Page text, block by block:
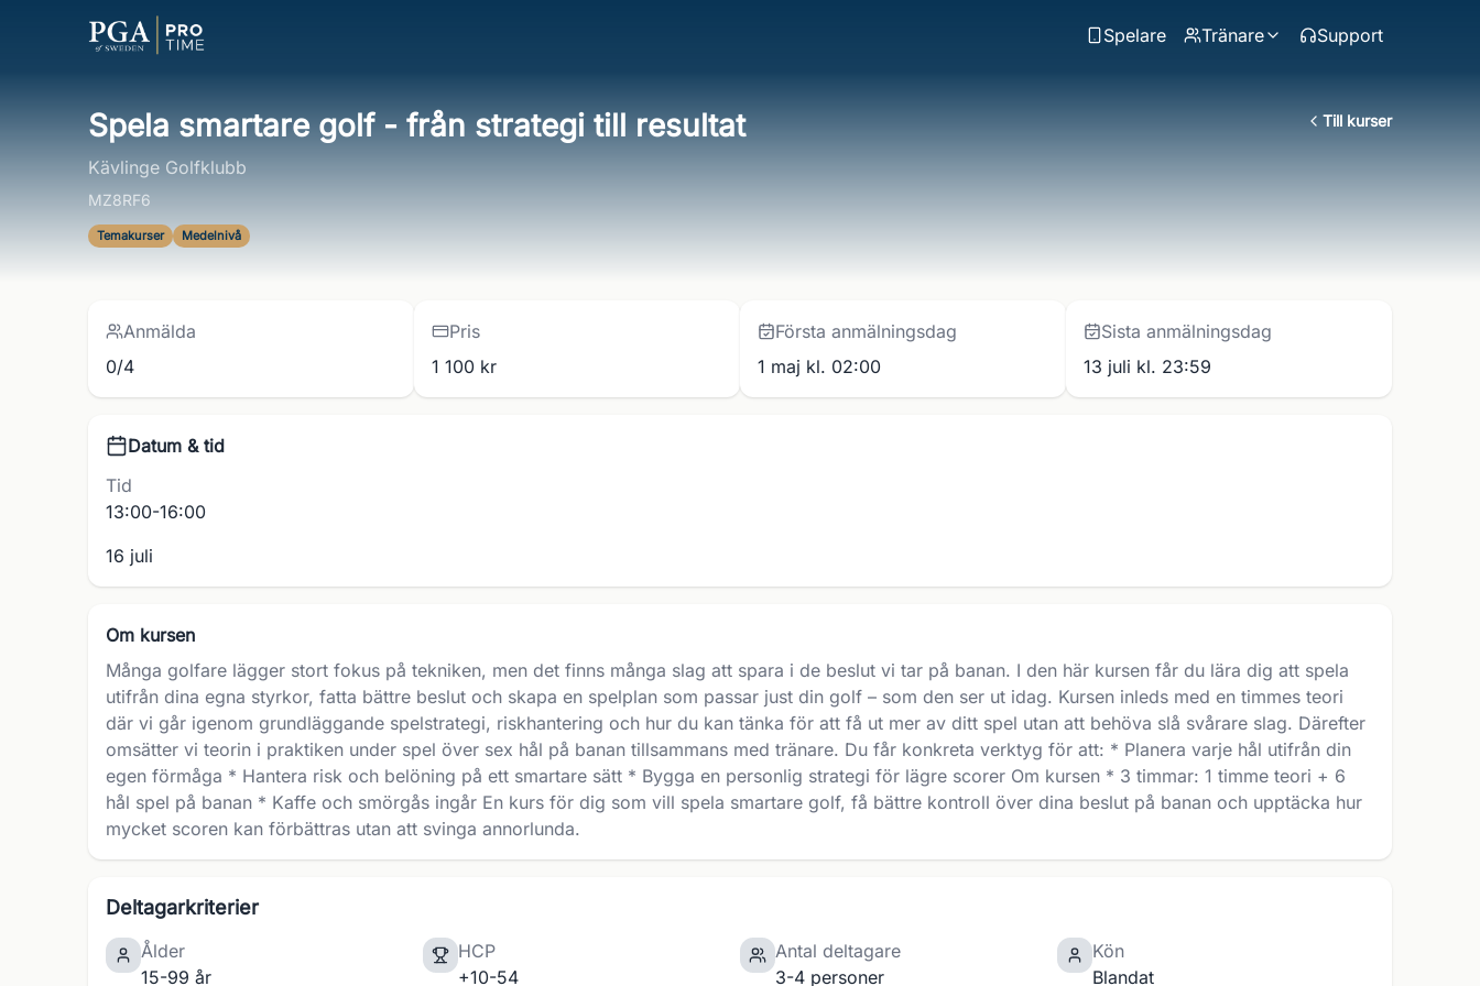
Spelare Tränare Support
Till kurser
Spela smartare golf - från strategi till resultat
Kävlinge Golfklubb
MZ8RF6
Temakurser Medelnivå
Anmälda
0/4
Pris
1 100 kr
Första anmälningsdag
1 maj kl. 02:00
Sista anmälningsdag
13 juli kl. 23:59
Datum & tid
Tid
13:00-16:00
16 juli
Om kursen
Många golfare lägger stort fokus på tekniken, men det finns många slag att spara i de beslut vi tar på banan. I den här kursen får du lära dig att spela
utifrån dina egna styrkor, fatta bättre beslut och skapa en spelplan som passar just din golf – som den ser ut idag. Kursen inleds med en timmes teori
där vi går igenom grundläggande spelstrategi, riskhantering och hur du kan tänka för att få ut mer av ditt spel utan att behöva slå svårare slag. Därefter
omsätter vi teorin i praktiken under spel över sex hål på banan tillsammans med tränare. Du får konkreta verktyg för att: * Planera varje hål utifrån din
egen förmåga * Hantera risk och belöning på ett smartare sätt * Bygga en personlig strategi för lägre scorer Om kursen * 3 timmar: 1 timme teori + 6
hål spel på banan * Kaffe och smörgås ingår En kurs för dig som vill spela smartare golf, få bättre kontroll över dina beslut på banan och upptäcka hur
mycket scoren kan förbättras utan att svinga annorlunda.
Deltagarkriterier
Ålder
15-99 år
HCP
+10-54
Antal deltagare
3-4 personer
Kön
Blandat